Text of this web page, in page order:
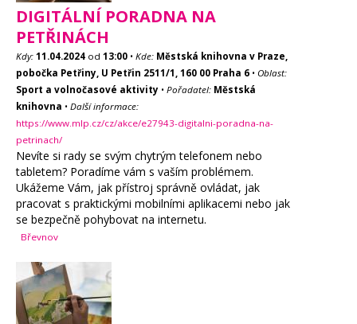
DIGITÁLNÍ PORADNA NA
PETŘINÁCH
Kdy: 11.04.2024 od 13:00 • Kde: Městská knihovna v Praze,
pobočka Petřiny, U Petřin 2511/1, 160 00 Praha 6 • Oblast:
Sport a volnočasové aktivity • Pořadatel: Městská
knihovna • Další informace:
https://www.mlp.cz/cz/akce/e27943-digitalni-poradna-na-
petrinach/
Nevíte si rady se svým chytrým telefonem nebo
tabletem? Poradíme vám s vaším problémem.
Ukážeme Vám, jak přístroj správně ovládat, jak
pracovat s praktickými mobilními aplikacemi nebo jak
se bezpečně pohybovat na internetu.
Břevnov